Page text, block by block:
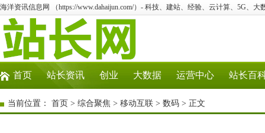
海洋资讯信息网 （https://www.dahaijun.com/）- 科技、建站、经验、云计算、5G、大
首页 站长资讯 创业 大数据 运营中心 站长百
当前位置： 首页 > 综合聚焦 > 移动互联 > 数码 > 正文